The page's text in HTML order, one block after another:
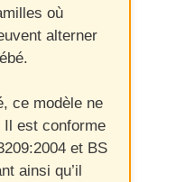
où
alterner
ce modèle ne
Il est conforme
et BS
ainsi qu’il